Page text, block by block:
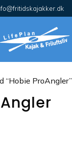
“Hobie ProAngler”